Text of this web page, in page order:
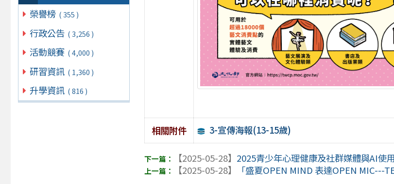
榮譽榜 ( 355 )
行政公告 ( 3,256 )
活動競賽 ( 4,000 )
研習資訊 ( 1,360 )
升學資訊 ( 816 )
相關附件 3-宣傳海報(13-15歲)
【2025-05-28】 2025青少年心理健康及社群媒體與AI使
【2025-05-28】
「盛夏OPEN MIND 表達OPEN MIC---